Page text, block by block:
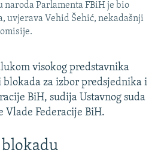
naroda Parlamenta FBiH je bio
uvjerava Vehid Šehić, nekadašnji
visokog predstavnika
za izbor predsjednika i
BiH, sudija Ustavnog suda
Federacije BiH.
blokadu